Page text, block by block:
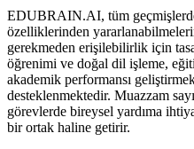
EDUBRAIN.AI, tüm
özelliklerinden
gerekmeden erişilebilirlik için
öğrenimi ve doğal dil işleme,
akademik performansı
desteklenmektedir. Muazzam
görevlerde bireysel yardıma
bir ortak haline getirir.